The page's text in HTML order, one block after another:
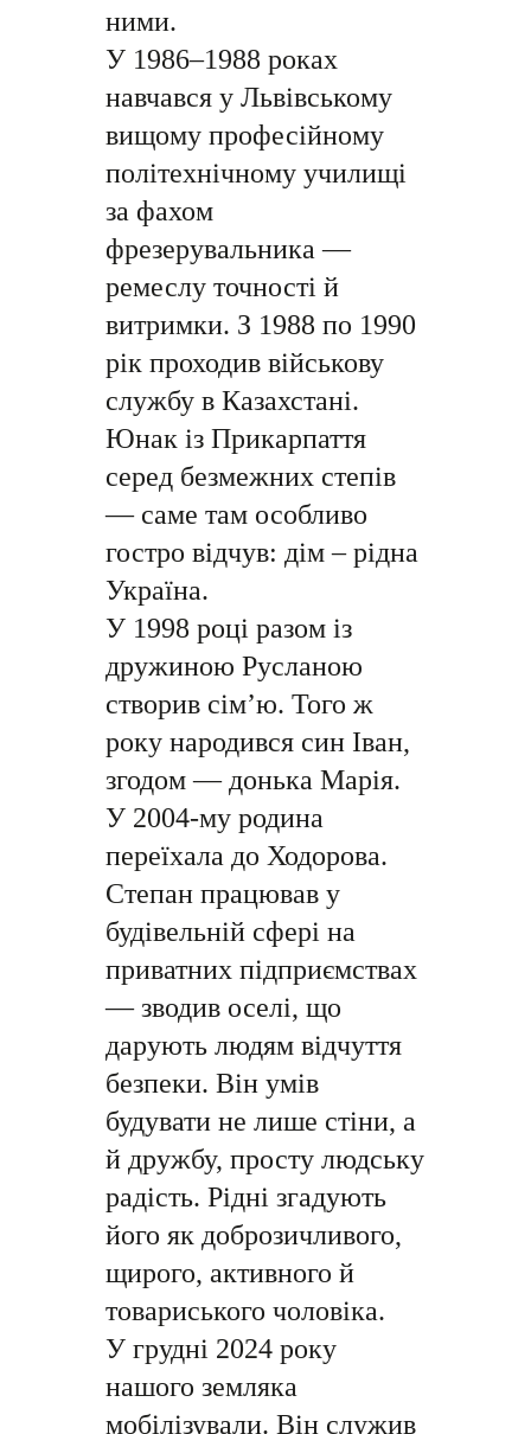
ними.
У 1986–1988 роках
навчався у Львівському
вищому професійному
політехнічному училищі
за фахом
фрезерувальника —
ремеслу точності й
витримки. З 1988 по 1990
рік проходив військову
службу в Казахстані.
Юнак із Прикарпаття
серед безмежних степів
— саме там особливо
гостро відчув: дім – рідна
Україна.
У 1998 році разом із
дружиною Русланою
створив сім’ю. Того ж
року народився син Іван,
згодом — донька Марія.
У 2004-му родина
переїхала до Ходорова.
Степан працював у
будівельній сфері на
приватних підприємствах
— зводив оселі, що
дарують людям відчуття
безпеки. Він умів
будувати не лише стіни, а
й дружбу, просту людську
радість. Рідні згадують
його як доброзичливого,
щирого, активного й
товариського чоловіка.
У грудні 2024 року
нашого земляка
мобілізували. Він служив